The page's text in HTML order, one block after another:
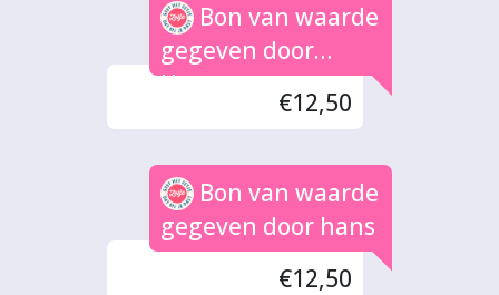
Bon van waarde
gegeven door
Henny
€12,50
Bon van waarde
gegeven door hans
€12,50